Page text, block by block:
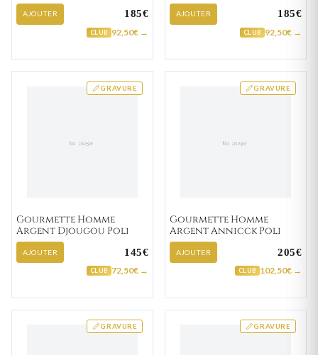
AJOUTER 185€
CLUB 92,50€ →
AJOUTER 185€
CLUB 92,50€ →
GRAVURE
Gourmette Homme
Argent Djougou Poli
AJOUTER 145€
CLUB 72,50€ →
GRAVURE
Gourmette Homme
Argent Annicck Poli
AJOUTER 205€
CLUB 102,50€ →
GRAVURE GRAVURE